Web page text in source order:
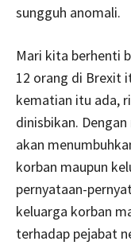
sungguh anomali.
Mari kita berhenti
12 orang di Brexit
kematian itu ada,
dinisbikan.
akan
korban maupun
pernyataan-
keluarga korban
terhadap pejabat